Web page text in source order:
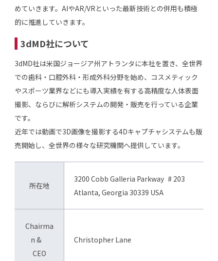
めていきます。AIやAR/VRといった最新技術との併用も積極
的に推進していきます。
3dMD社について
3dMD社は米国ジョージア州アトランタに本社を置き、全世界
での歯科・口腔外科・形成外科分野を始め、コスメティック
やスポーツ業界などにも導入実績を有する高精度な人体表面
撮影、ならびに解析システムの開発・販売を行っている企業
です。
近年では動画で3D画像を撮影する4Dキャプチャシステムも販
売開始し、全世界の様々な研究機関へ提供しています。
所在地
3200 Cobb Galleria Parkway # 203
Atlanta, Georgia 30339 USA
Chairma
n &
CEO
Christopher Lane